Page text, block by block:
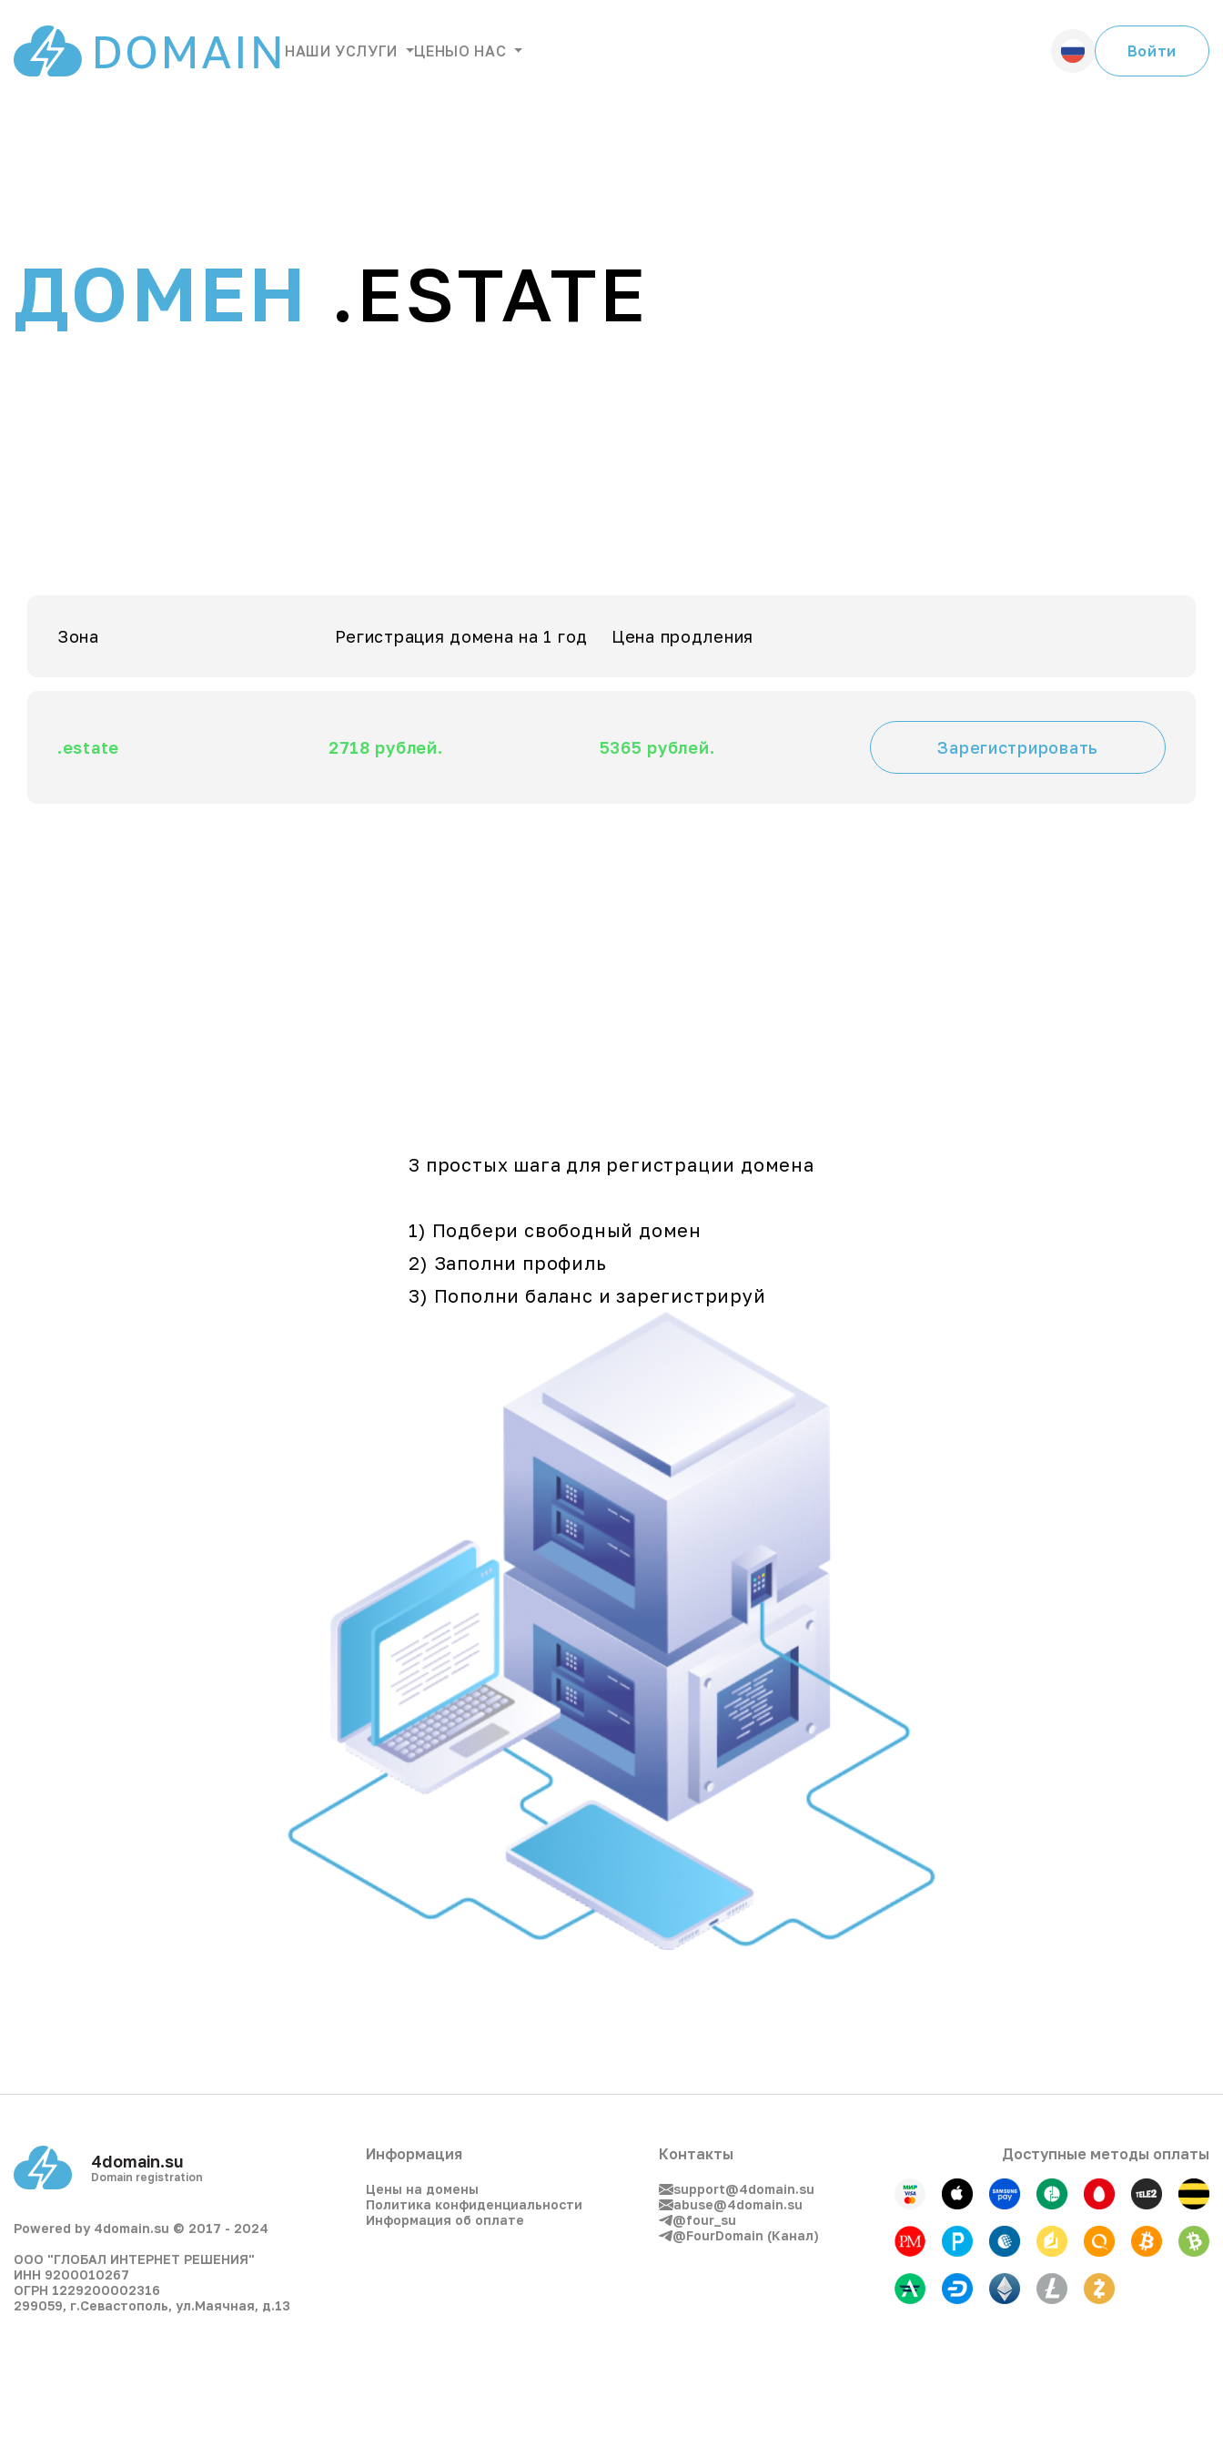
НАШИ УСЛУГИ ЦЕНЫО НАС Войти
ДОМЕН .ESTATE
Зона Регистрация домена на 1 год Цена продления
.estate 2718 рублей. 5365 рублей. Зарегистрировать
3 простых шага для регистрации домена
1) Подбери свободный домен
2) Заполни профиль
3) Пополни баланс и зарегистрируй
4domain.su
Domain registration
Powered by 4domain.su © 2017 - 2024
ООО "ГЛОБАЛ ИНТЕРНЕТ РЕШЕНИЯ"
ИНН 9200010267
ОГРН 1229200002316
299059, г.Севастополь, ул.Маячная, д.13
Информация
Цены на домены
Политика конфиденциальности
Информация об оплате
Контакты
support@4domain.su
abuse@4domain.su
@four_su
@FourDomain (Канал)
Доступные методы оплаты